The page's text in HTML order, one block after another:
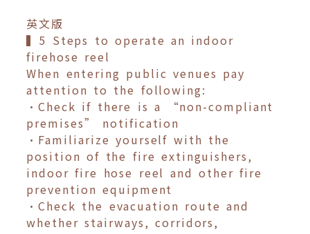
英文版
▍5 Steps to operate an indoor
firehose reel
When entering public venues pay
attention to the following:
•Check if there is a “non-compliant
premises” notification
•Familiarize yourself with the
position of the fire extinguishers,
indoor fire hose reel and other fire
prevention equipment
•Check the evacuation route and
whether stairways, corridors,